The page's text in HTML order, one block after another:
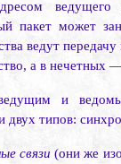
пакет может
ведут
а в нечетных
и
двух типов:
связи (они же